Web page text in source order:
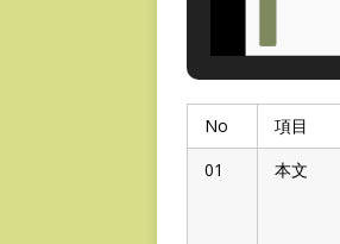
No 項目
01
本文